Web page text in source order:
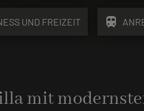
UND FREIZEIT train
mit